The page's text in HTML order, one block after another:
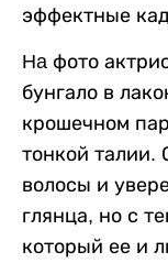
эффектные
Ha фото
бунгало в
крошечном
тонкой талии.
волосы и
глянца, но с
который ее и